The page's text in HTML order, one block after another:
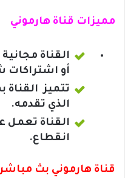
مميزات قناة هارموني
القناة
أو اشتراكات
تتميز القناة
الذي تقدمه.
انقطاع.
قناة هارموني بث مباشر